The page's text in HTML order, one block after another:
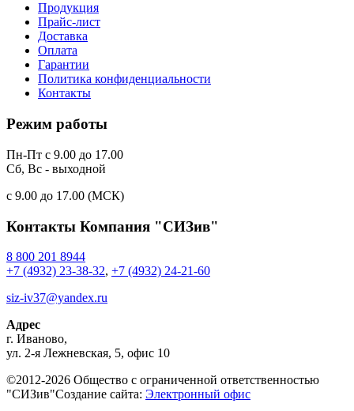
Продукция
Прайс-лист
Доставка
Оплата
Гарантии
Политика конфиденциальности
Контакты
Режим работы
Пн-Пт с 9.00 до 17.00
Сб, Вс - выходной
c 9.00 до 17.00 (МСК)
Контакты Компания "СИЗив"
8 800 201 8944
+7 (4932) 23-38-32, +7 (4932) 24-21-60
siz-iv37@yandex.ru
Адрес
г. Иваново,
ул. 2-я Лежневская, 5, офис 10
©2012-2026 Общество с ограниченной ответственностью
"СИЗив"Создание сайта: Электронный офис